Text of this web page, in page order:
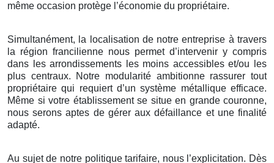
même occasion protège l’économie du propriétaire.
Simultanément, la localisation de notre entreprise à travers
la région francilienne nous permet d’intervenir y compris
dans les arrondissements les moins accessibles et/ou les
plus centraux. Notre modularité ambitionne rassurer tout
propriétaire qui requiert d’un système métallique efficace.
Même si votre établissement se situe en grande couronne,
nous serons aptes de gérer aux défaillance et une finalité
adapté.
Au sujet de notre politique tarifaire, nous l’explicitation. Dès